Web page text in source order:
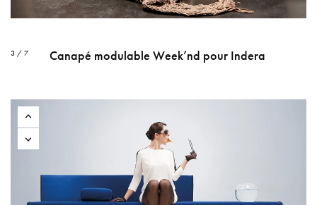
3 / 7 Canapé modulable Week’nd pour Indera